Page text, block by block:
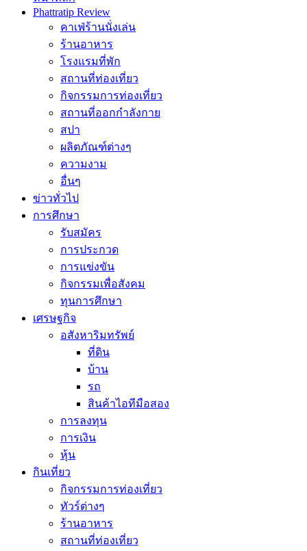
Phattratip Review
คาเฟ่ร้านนั่งเล่น
ร้านอาหาร
โรงแรมที่พัก
สถานที่ท่องเที่ยว
กิจกรรมการท่องเที่ยว
สถานที่ออกกำลังกาย
สปา
ผลิตภัณฑ์ต่างๆ
ความงาม
อื่นๆ
ข่าวทั่วไป
การศึกษา
รับสมัคร
การประกวด
การแข่งขัน
กิจกรรมเพื่อสังคม
ทุนการศึกษา
เศรษฐกิจ
อสังหาริมทรัพย์
ที่ดิน
บ้าน
รถ
สินค้าไอทีมือสอง
การลงทุน
การเงิน
หุ้น
กินเที่ยว
กิจกรรมการท่องเที่ยว
ทัวร์ต่างๆ
ร้านอาหาร
สถานที่ท่องเที่ยว